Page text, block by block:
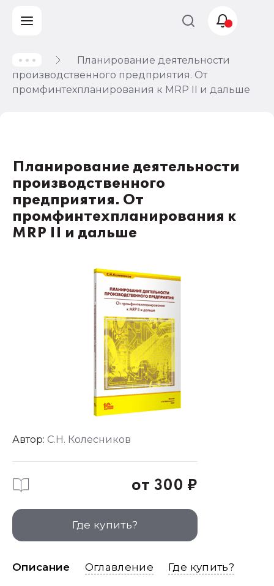
Планирование деятельности
производственного предприятия. От
промфинтехпланирования к MRP II и дальше
Планирование деятельности
производственного
предприятия. От
промфинтехпланирования к
MRP II и дальше
Автор: С.Н. Колесников
от 300 ₽
Где купить?
Описание Оглавление Где купить?
Учет и
налогообложение